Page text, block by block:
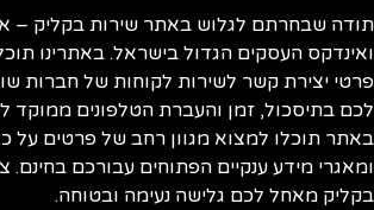
שבחרתם לגלוש באתר שירות בקליק –
העסקים הגדול בישראל. באתרינו
יצירת קשר לשירות לקוחות של חברות
בתיסכול, זמן והעברת הטלפונים ממוקד
תוכלו למצוא מגוון רחב של פרטים על
מידע ענקיים הפתוחים עבורכם בחינם.
מאחל לכם גלישה נעימה ובטוחה.